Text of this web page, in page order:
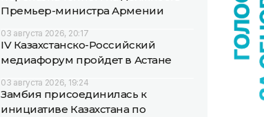
Премьер-министра Армении
03 августа 2026, 20:17
IV Казахстанско-Российский
медиафорум пройдет в Астане
03 августа 2026, 19:24
Замбия присоединилась к
инициативе Казахстана по